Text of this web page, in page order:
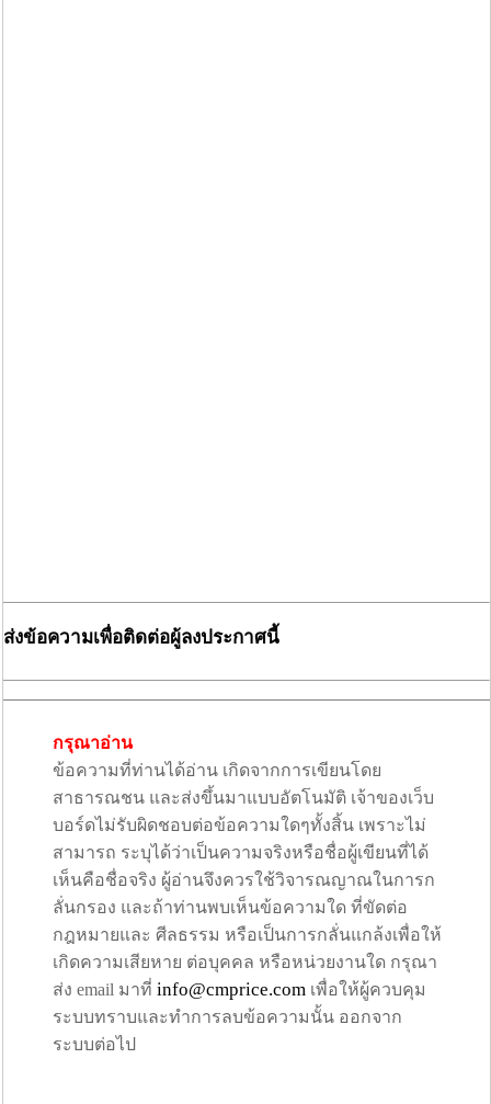
ส่งข้อความเพื่อติดต่อผู้ลงประกาศนี้
กรุณาอ่าน
ข้อความที่ท่านได้อ่าน เกิดจากการเขียนโดย
สาธารณชน และส่งขึ้นมาแบบอัตโนมัติ เจ้าของเว็บ
บอร์ดไม่รับผิดชอบต่อข้อความใดๆทั้งสิ้น เพราะไม่
สามารถ ระบุได้ว่าเป็นความจริงหรือชื่อผู้เขียนที่ได้
เห็นคือชื่อจริง ผู้อ่านจึงควรใช้วิจารณญาณในการก
ลั่นกรอง และถ้าท่านพบเห็นข้อความใด ที่ขัดต่อ
กฎหมายและ ศีลธรรม หรือเป็นการกลั่นแกล้งเพื่อให้
เกิดความเสียหาย ต่อบุคคล หรือหน่วยงานใด กรุณา
ส่ง email มาที่ info@cmprice.com เพื่อให้ผู้ควบคุม
ระบบทราบและทำการลบข้อความนั้น ออกจาก
ระบบต่อไป